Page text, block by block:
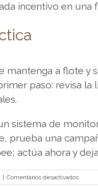
incentivo en una
mantenga a flote
paso: revisa
sistema de
prueba una
actúa ahora y
Comentarios desactivadosen